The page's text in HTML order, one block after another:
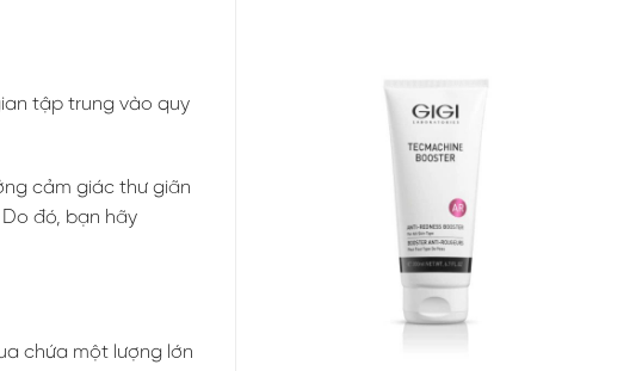
tập trung vào quy
cảm giác thư giãn
đó, bạn hãy
chứa một lượng lớn